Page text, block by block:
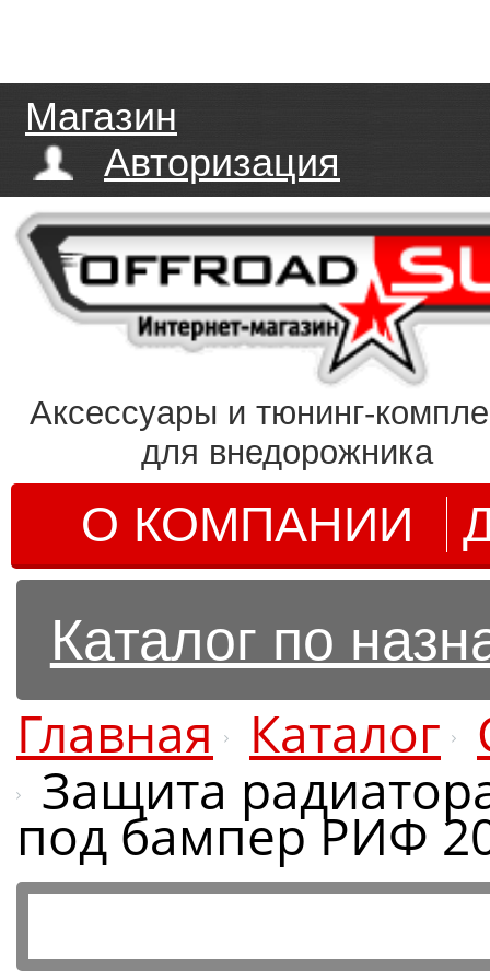
Магазин
Авторизация
Аксессуары и тюнинг-
для внедорожника
О КОМПАНИИ
Каталог по
Главная Каталог
Защита
под бампер РИФ